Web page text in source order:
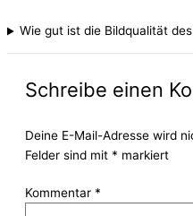
Wie gut ist die Bildqualität
Schreibe einen
Deine E-Mail-Adresse wird
Felder sind mit * markiert
Kommentar *